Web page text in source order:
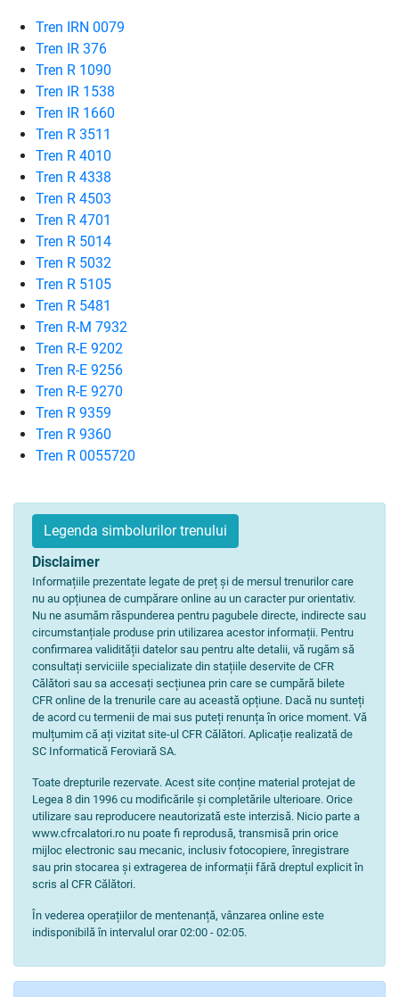
Tren IRN 0079
Tren IR 376
Tren R 1090
Tren IR 1538
Tren IR 1660
Tren R 3511
Tren R 4010
Tren R 4338
Tren R 4503
Tren R 4701
Tren R 5014
Tren R 5032
Tren R 5105
Tren R 5481
Tren R-M 7932
Tren R-E 9202
Tren R-E 9256
Tren R-E 9270
Tren R 9359
Tren R 9360
Tren R 0055720
Legenda simbolurilor trenului
Disclaimer
Informațiile prezentate legate de preț și de mersul trenurilor care
nu au opțiunea de cumpărare online au un caracter pur orientativ.
Nu ne asumăm răspunderea pentru pagubele directe, indirecte sau
circumstanțiale produse prin utilizarea acestor informații. Pentru
confirmarea validității datelor sau pentru alte detalii, vă rugăm să
consultați serviciile specializate din stațiile deservite de CFR
Călători sau sa accesați secțiunea prin care se cumpără bilete
CFR online de la trenurile care au această opțiune. Dacă nu sunteți
de acord cu termenii de mai sus puteți renunța în orice moment. Vă
mulțumim că ați vizitat site-ul CFR Călători. Aplicație realizată de
SC Informatică Feroviară SA.
Toate drepturile rezervate. Acest site conține material protejat de
Legea 8 din 1996 cu modificările și completările ulterioare. Orice
utilizare sau reproducere neautorizată este interzisă. Nicio parte a
www.cfrcalatori.ro nu poate fi reprodusă, transmisă prin orice
mijloc electronic sau mecanic, inclusiv fotocopiere, înregistrare
sau prin stocarea și extragerea de informații fără dreptul explicit în
scris al CFR Călători.
În vederea operațiilor de mentenanță, vânzarea online este
indisponibilă în intervalul orar 02:00 - 02:05.